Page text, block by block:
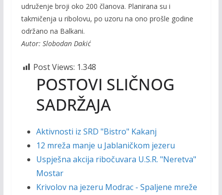
udruženje broji oko 200 članova. Planirana su i
takmičenja u ribolovu, po uzoru na ono prošle godine
održano na Balkani.
Autor: Slobodan Dakić
Post Views: 1.348
POSTOVI SLIČNOG
SADRŽAJA
Aktivnosti iz SRD "Bistro" Kakanj
12 mreža manje u Jablaničkom jezeru
Uspješna akcija ribočuvara U.S.R. "Neretva"
Mostar
Krivolov na jezeru Modrac - Spaljene mreže